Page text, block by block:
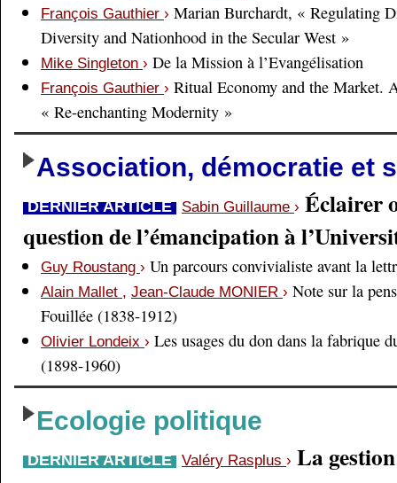
François Gauthier › Marian Burchardt, « Regulating
Diversity and Nationhood in the Secular West »
Mike Singleton › De la Mission à l’Evangélisation
François Gauthier › Ritual Economy and the Market.
« Re-enchanting Modernity »
Association, démocratie et
DERNIER ARTICLE Sabin Guillaume › Éclairer
question de l’émancipation à
Guy Roustang › Un parcours convivialiste avant la
Alain Mallet , Jean-Claude MONIER › Note sur la
Fouillée (1838-1912)
Olivier Londeix › Les usages du don dans la fabrique
(1898-1960)
Ecologie politique
DERNIER ARTICLE Valéry Rasplus › La